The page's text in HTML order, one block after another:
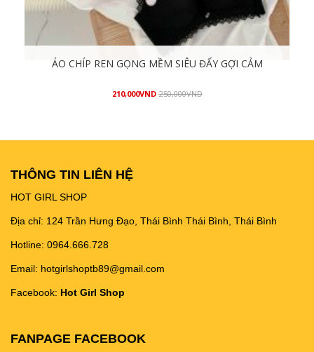
ÁO CHÍP REN GỌNG MỀM SIÊU ĐẨY GỢI CẢM
210,000VND 250,000VND
THÔNG TIN LIÊN HỆ
HOT GIRL SHOP
Địa chỉ: 124 Trần Hưng Đạo, Thái Bình Thái Bình, Thái Bình
Hotline: 0964.666.728
Email: hotgirlshoptb89@gmail.com
Facebook: Hot Girl Shop
FANPAGE FACEBOOK